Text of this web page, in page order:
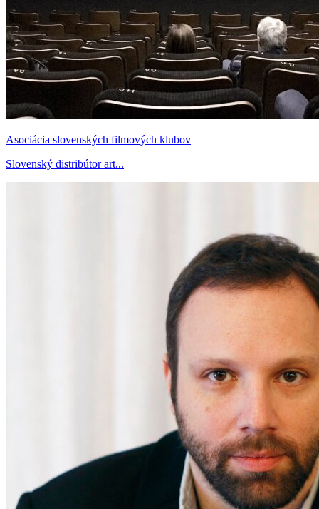
Asociácia slovenských filmových klubov
Slovenský distribútor art...